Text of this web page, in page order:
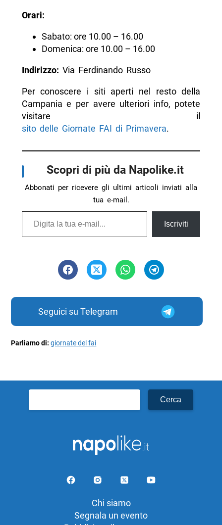
Orari:
Sabato: ore 10.00 – 16.00
Domenica: ore 10.00 – 16.00
Indirizzo: Via Ferdinando Russo
Per conoscere i siti aperti nel resto della
Campania e per avere ulteriori info, potete
visitare il
sito delle Giornate FAI di Primavera.
Scopri di più da Napolike.it
Abbonati per ricevere gli ultimi articoli inviati alla
tua e-mail.
Digita la tua e-mail...
Iscriviti
Seguici su Telegram
Parliamo di:giornate del fai
per:
Chi siamo
Segnala un evento